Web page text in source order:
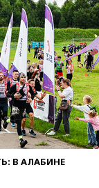
Экс-
Верховного
согласился стать
республики
Финляндия
для
на получение
Минобороны
упавший в стране
скорее всего,
В АЛАБИНЕ